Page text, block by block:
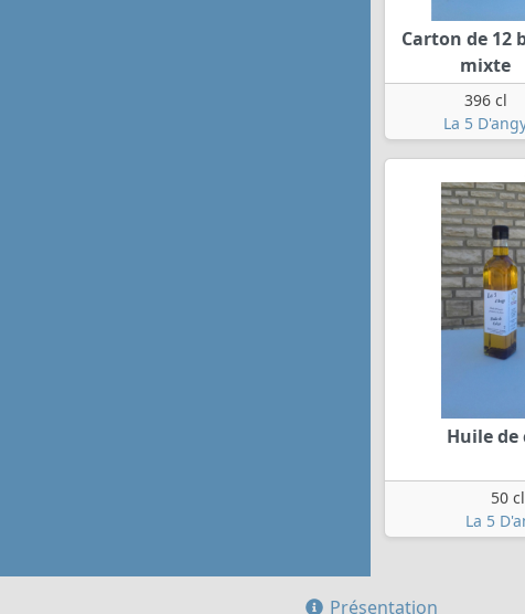
Carton de 12
mixte
396 cl
La 5
Huile de
50 cl
La 5
Présentation